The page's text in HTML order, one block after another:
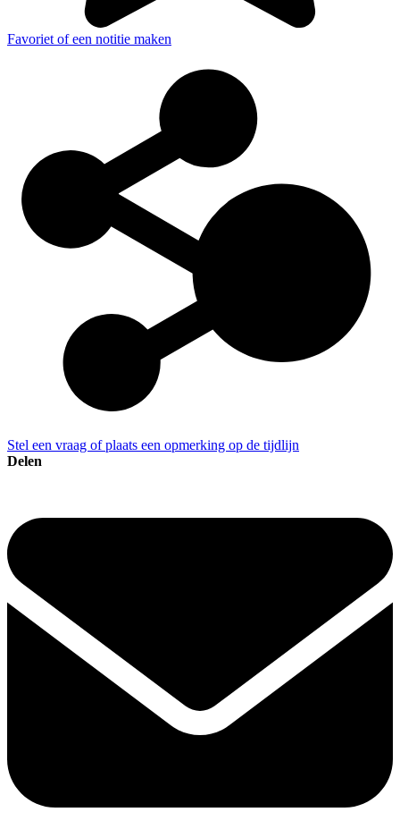
Favoriet of een notitie maken
Stel een vraag of plaats een opmerking op de tijdlijn
Delen